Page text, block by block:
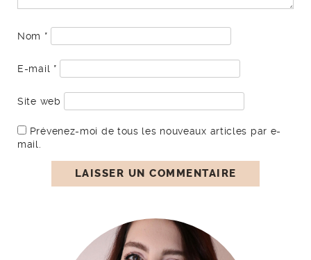
Nom *
E-mail *
Site web
Prévenez-moi de tous les nouveaux articles par e-
mail.